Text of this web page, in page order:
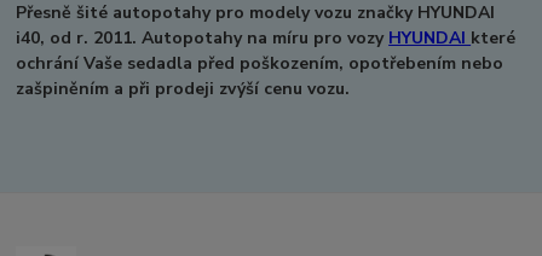
Přesně šité autopotahy pro modely vozu značky HYUNDAI
i40, od r. 2011. Autopotahy na míru pro vozy HYUNDAI které
ochrání Vaše sedadla před poškozením, opotřebením nebo
zašpiněním a při prodeji zvýší cenu vozu.